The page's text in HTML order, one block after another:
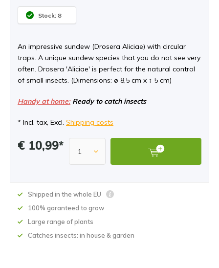
Stock: 8
An impressive sundew (Drosera Aliciae) with circular
traps. A unique sundew species that you do not see very
often. Drosera 'Aliciae' is perfect for the natural control
of small insects. (Dimensions: ø 8,5 cm x ↕ 5 cm)
Handy at home:Ready to catch insects
* Incl. tax, Excl. Shipping costs
€ 10,99*
Shipped in the whole EU
100% garanteed to grow
Large range of plants
Catches insects: in house & garden